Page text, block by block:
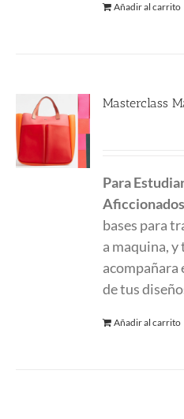
Añadir al carrito
Masterclass
Para
bases para
a maquina,
acompañara
de tus
Añadir al carrito